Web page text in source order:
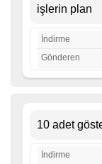
işlerin plan
İndirme
Gönderen
10 adet
İndirme